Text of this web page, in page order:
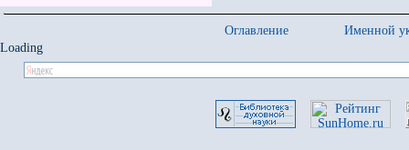
Оглавление
Именной
Loading